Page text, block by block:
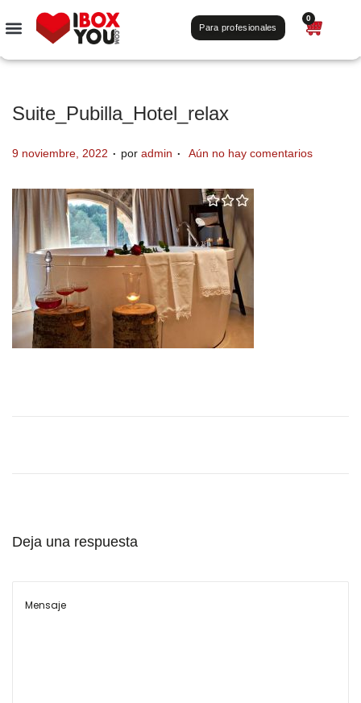
Para profesionales
0
Suite_Pubilla_Hotel_relax
P
b
d
9 noviembre, 2022 . por admin . Aún no hay comentarios
Deja una respuesta